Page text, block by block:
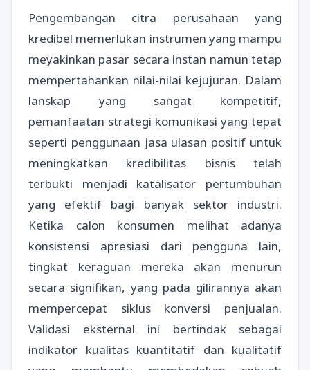
Pengembangan citra perusahaan yang
kredibel memerlukan instrumen yang mampu
meyakinkan pasar secara instan namun tetap
mempertahankan nilai-nilai kejujuran. Dalam
lanskap yang sangat kompetitif,
pemanfaatan strategi komunikasi yang tepat
seperti penggunaan jasa ulasan positif untuk
meningkatkan kredibilitas bisnis telah
terbukti menjadi katalisator pertumbuhan
yang efektif bagi banyak sektor industri.
Ketika calon konsumen melihat adanya
konsistensi apresiasi dari pengguna lain,
tingkat keraguan mereka akan menurun
secara signifikan, yang pada gilirannya akan
mempercepat siklus konversi penjualan.
Validasi eksternal ini bertindak sebagai
indikator kualitas kuantitatif dan kualitatif